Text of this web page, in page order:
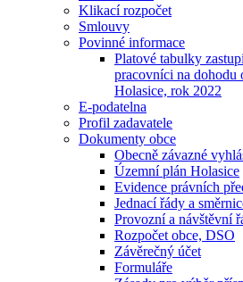
Klikací rozpočet
Smlouvy
Povinné informace
Platové tabulky
pracovníci na dohodu
Holasice, rok 2022
E-podatelna
Profil zadavatele
Dokumenty obce
Obecně závazné
Územní plán Holasice
Evidence právních
Jednací řády a
Provozní a návštěvní
Rozpočet obce, DSO
Závěrečný účet
Formuláře